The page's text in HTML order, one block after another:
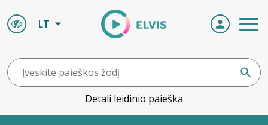
LT
Detali leidinio paieška